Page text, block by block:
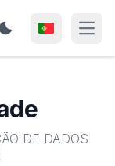
DE DADOS